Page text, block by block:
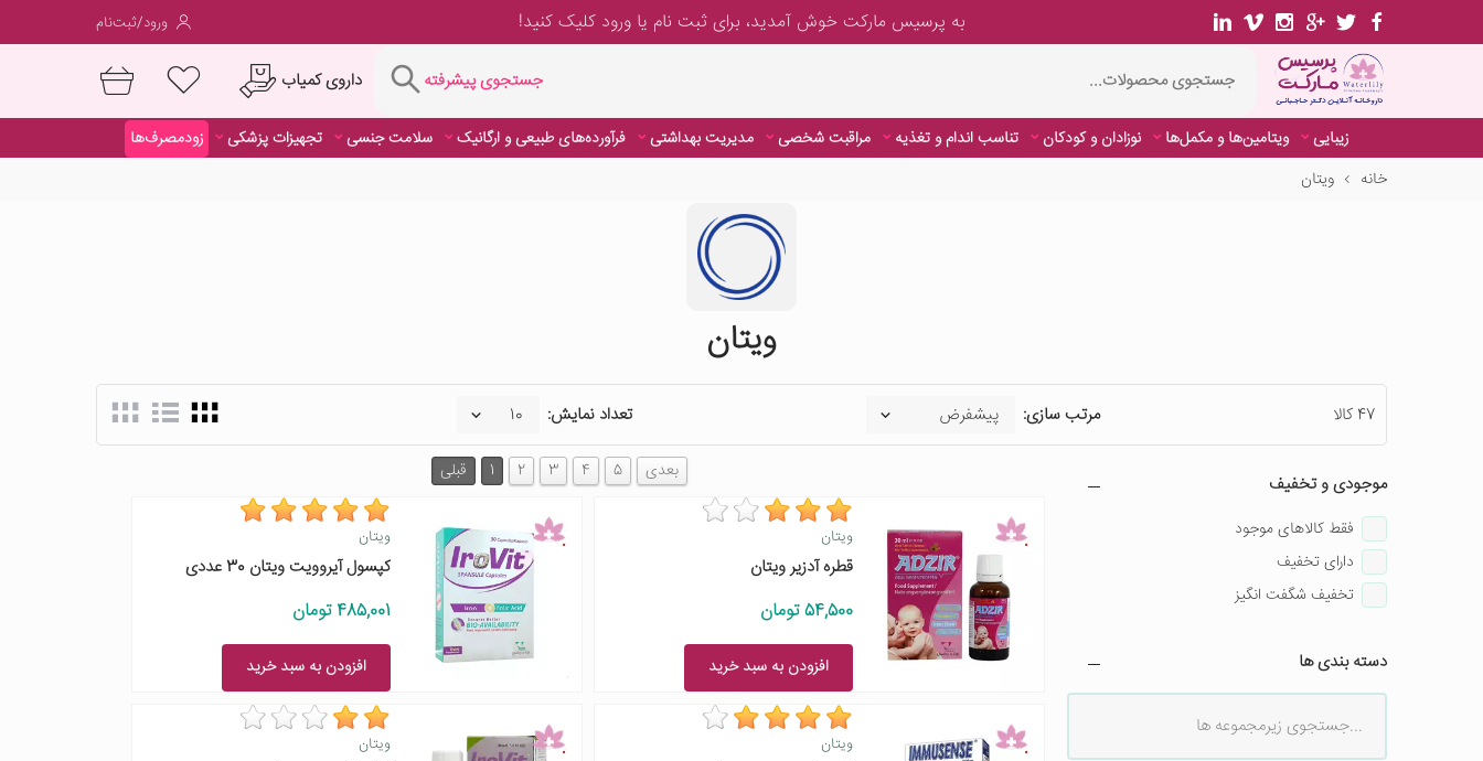
داروی کمیاب
زیبایی
به پرسیس مارکت خوش آمدید، برایثبت نام یا ورودکلیک کنید! ورود/ثبت‌نام
جستجوی پیشرفته داروی کمیاب
زیبایی ویتامین‌ها و مکمل‌ها نوزادان و کودکان تناسب اندام و تغذیه مراقبت شخصی مدیریت بهداشتی فرآورده‌های طبیعی و ارگانیک سلامت جنسی تجهیزات پزشکی
زودمصرف‌ها
خانه
ویتان
ویتان
47 کالا مرتب سازی: تعداد نمایش:
موجودی و تخفیف
فقط کالاهای موجود
دارای تخفیف
تخفیف شگفت انگیز
دسته بندی ها
قبلی 1 2 3 4 5 بعدی
ویتان
قطره آدزیر ویتان
54,500 تومان
افزودن به سبد خرید
ویتان
کپسول آیروویت ویتان 30 عددی
485,001 تومان
افزودن به سبد خرید
ویتان ویتان